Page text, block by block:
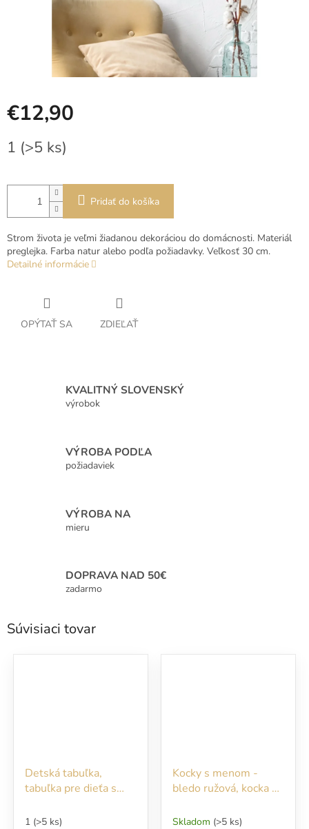
€12,90
cena:
1 (>5 ks)
Pridať do košíka
Strom života je veľmi žiadanou dekoráciou do domácnosti. Materiál
preglejka. Farba natur alebo podľa požiadavky. Veľkosť 30 cm.
Detailné informácie
OPÝTAŤ SA ZDIEĽAŤ
KVALITNÝ SLOVENSKÝ
výrobok
VÝROBA PODĽA
požiadaviek
VÝROBA NA
mieru
DOPRAVA NAD 50€
zadarmo
Súvisiaci tovar
Detská tabuľka,
tabuľka pre dieťa s
vzor Emmka
1 (>5 ks)
Kocky s menom -
bledo ružová, kocka s
Skladom (>5 ks)